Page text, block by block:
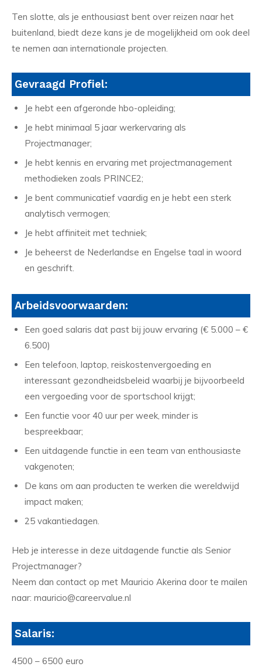
Ten slotte, als je enthousiast bent over reizen naar het
buitenland, biedt deze kans je de mogelijkheid om ook deel
te nemen aan internationale projecten.
Gevraagd Profiel:
Je hebt een afgeronde hbo-opleiding;
Je hebt minimaal 5 jaar werkervaring als
Projectmanager;
Je hebt kennis en ervaring met projectmanagement
methodieken zoals PRINCE2;
Je bent communicatief vaardig en je hebt een sterk
analytisch vermogen;
Je hebt affiniteit met techniek;
Je beheerst de Nederlandse en Engelse taal in woord
en geschrift.
Arbeidsvoorwaarden:
Een goed salaris dat past bij jouw ervaring (€ 5.000 – €
6.500)
Een telefoon, laptop, reiskostenvergoeding en
interessant gezondheidsbeleid waarbij je bijvoorbeeld
een vergoeding voor de sportschool krijgt;
Een functie voor 40 uur per week, minder is
bespreekbaar;
Een uitdagende functie in een team van enthousiaste
vakgenoten;
De kans om aan producten te werken die wereldwijd
impact maken;
25 vakantiedagen.
Heb je interesse in deze uitdagende functie als Senior
Projectmanager?
Neem dan contact op met Mauricio Akerina door te mailen
naar: mauricio@careervalue.nl
Salaris:
4500 – 6500 euro